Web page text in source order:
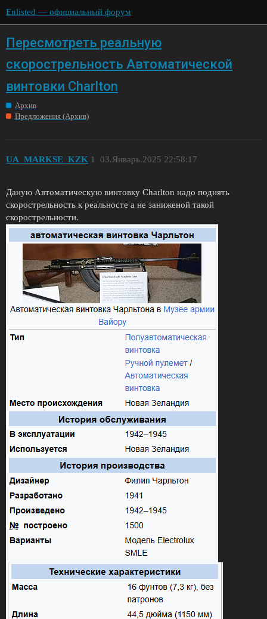
Enlisted — официальный форум
Пересмотреть реальную
скорострельность Автоматической
винтовки Charlton
Архив
Предложения (Архив)
UA_MARKSE_KZK 03.Январь.2025 22:58:17
1
Даную Автоматическую винтовку Charlton надо поднять
скорострельность к реальносте а не заниженой такой
скорострельности.